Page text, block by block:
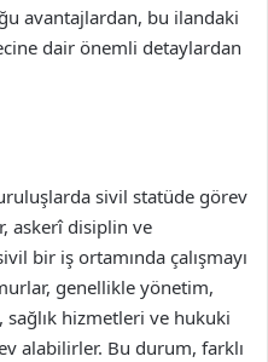
avantajlardan, bu ilandaki
dair önemli detaylardan
sivil statüde görev
askerî disiplin ve
bir iş ortamında çalışmayı
genellikle yönetim,
hizmetleri ve hukuki
alabilirler. Bu durum, farklı